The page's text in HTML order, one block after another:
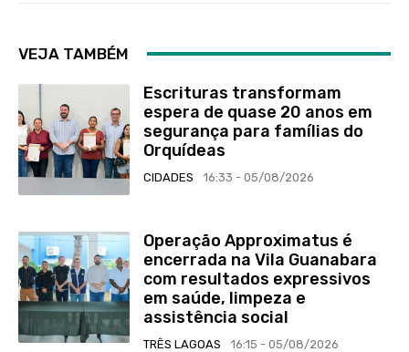
VEJA TAMBÉM
Escrituras transformam
espera de quase 20 anos em
segurança para famílias do
Orquídeas
CIDADES 16:33 - 05/08/2026
Operação Approximatus é
encerrada na Vila Guanabara
com resultados expressivos
em saúde, limpeza e
assistência social
TRÊS LAGOAS 16:15 - 05/08/2026